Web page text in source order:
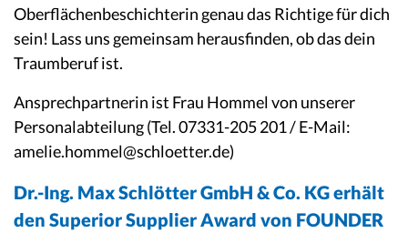
Oberflächenbeschichterin genau das Richtige für dich
sein! Lass uns gemeinsam herausfinden, ob das dein
Traumberuf ist.
Ansprechpartnerin ist Frau Hommel von unserer
Personalabteilung (Tel. 07331-205 201 / E-Mail:
amelie.hommel@schloetter.de)
Dr.-Ing. Max Schlötter GmbH & Co. KG erhält
den Superior Supplier Award von FOUNDER